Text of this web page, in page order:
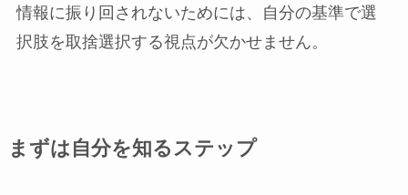
情報に振り回されないためには、自分の基準で選
択肢を取捨選択する視点が欠かせません。
まずは自分を知るステップ